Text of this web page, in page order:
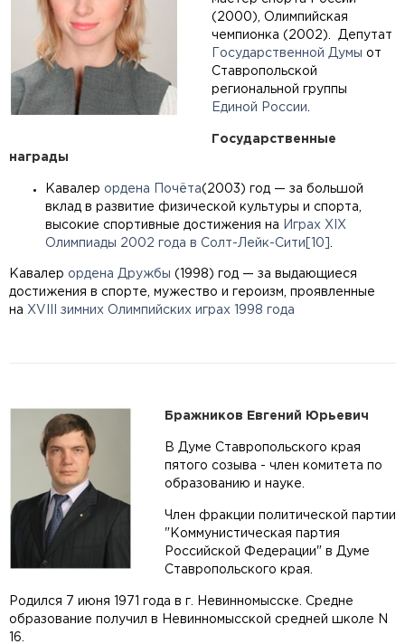
(2000), Олимпийская
чемпионка (2002). Депутат
Государственной Думы от
Ставропольской
региональной группы
Единой России
Государственные
награды
Кавалер ордена Почёта(2003) год — за большой
вклад в развитие физической культуры и спорта,
высокие спортивные достижения на
Играх XIX
Олимпиады 2002 года в Солт-Лейк-Сити [10]
Кавалер ордена Дружбы (1998) год — за выдающиеся
достижения в спорте, мужество и героизм, проявленные
на XVIII зимних Олимпийских играх 1998 года
Бражников Евгений Юрьевич
В Думе Ставропольского края
пятого созыва - член комитета по
образованию и науке.
Член фракции политической партии
"Коммунистическая партия
Российской Федерации" в Думе
Ставропольского края.
Родился 7 июня 1971 года в г. Невинномысске. Средне
образование получил в Невинномысской средней школе N
16.